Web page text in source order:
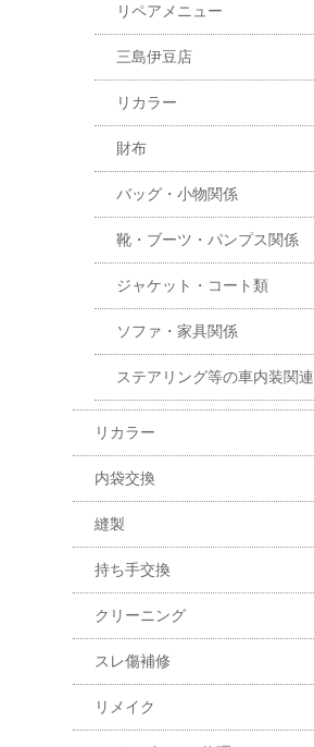
リペアメニュー
三島伊豆店
リカラー
財布
バッグ・小物関係
靴・ブーツ・パンプス関係
ジャケット・コート類
ソファ・家具関係
ステアリング等の車内装関連
リカラー
内袋交換
縫製
持ち手交換
クリーニング
スレ傷補修
リメイク